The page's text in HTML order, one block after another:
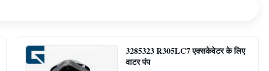
3285323 R305LC7 एक्सकेवेटर के लिए
वाटर पंप